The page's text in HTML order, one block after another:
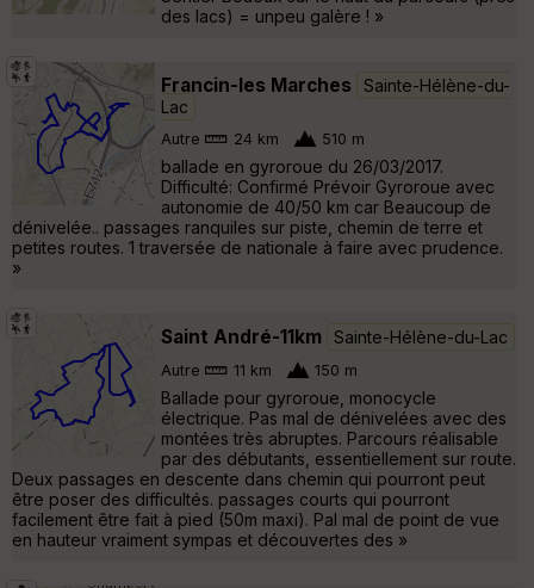
des lacs) = unpeu galère ! »
Francin-les Marches
Sainte-Hélène-du-
Lac
Autre 24 km 510 m
ballade en gyroroue du 26/03/2017.
Difficulté: Confirmé Prévoir Gyroroue avec
autonomie de 40/50 km car Beaucoup de
dénivelée.. passages ranquiles sur piste, chemin de terre et
petites routes. 1 traversée de nationale à faire avec prudence.
»
Saint André-11km Sainte-Hélène-du-Lac
Autre 11 km 150 m
Ballade pour gyroroue, monocycle
électrique. Pas mal de dénivelées avec des
montées très abruptes. Parcours réalisable
par des débutants, essentiellement sur route.
Deux passages en descente dans chemin qui pourront peut
être poser des difficultés. passages courts qui pourront
facilement être fait à pied (50m maxi). Pal mal de point de vue
en hauteur vraiment sympas et découvertes des »